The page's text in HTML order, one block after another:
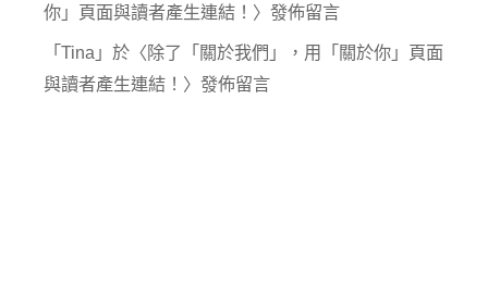
你」頁面與讀者產生連結！ 〉發佈留言
「 Tina 」於〈除了「關於我們」，用「關於你」頁面
與讀者產生連結！ 〉發佈留言